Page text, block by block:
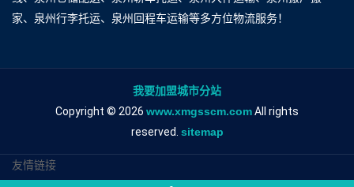
家、泉州行李托运、泉州回程车运输等多方位物流服务！
我要加盟城市分站
Copyright © 2026 www.xmgsscm.comAll rights
reserved. sitemap
友情链接